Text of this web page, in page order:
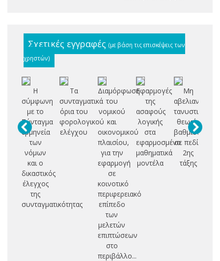
Σχετικές εγγραφές (με βάση τις επισκέψεις των
χρηστών)
Η
σύμφωνη
με το
Σύνταγμα
ερμηνεία
των
νόμων
και ο
δικαστικός
έλεγχος
της
συνταγματικότητας
Τα
συνταγματικά
όρια του
φορολογικού
ελέγχου
Διαμόρφωση
του
νομικού
και
οικονομικού
πλαισίου,
για την
εφαρμογή
σε
κοινοτικό
περιφερειακό
επίπεδο
των
μελετών
επιπτώσεων
στο
περιβάλλο...
Εφαρμογές
της
ασαφούς
λογικής
στα
εφαρμοσμένα
μαθηματικά
μοντέλα
Μη
αβελιανή
τανυστική
θεωρία
βαθμίδας
σε πεδία
2ης
τάξης